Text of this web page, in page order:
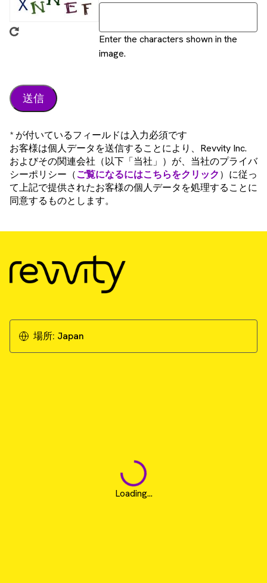
Enter the characters shown in the
image.
* が付いているフィールドは入力必須です
お客様は個人データを送信することにより、Revvity Inc.
およびその関連会社（以下「当社」）が、当社のプライバ
シーポリシー（ご覧になるにはこちらをクリック）に従っ
て上記で提供されたお客様の個人データを処理することに
同意するものとします。
場所: Japan
Loading...